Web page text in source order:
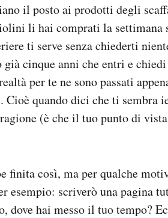
il posto ai prodotti degli
li hai comprati la settimana
ti serve senza chiederti
cinque anni che entri e chiedi
per te ne sono passati
quando dici che ti sembra
(è che il tuo punto di
finita così, ma per qualche
esempio: scriverò una pagina
dove hai messo il tuo tempo?